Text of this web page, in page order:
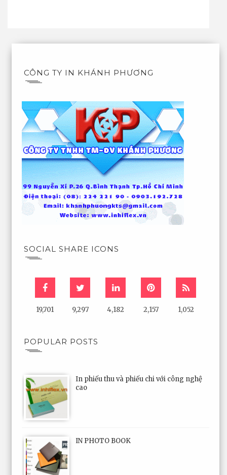
CÔNG TY IN KHÁNH PHƯƠNG
SOCIAL SHARE ICONS
19,701 9,297 4,182 2,157 1,052
POPULAR POSTS
In phiếu thu và phiếu chi với công nghệ
cao
IN PHOTO BOOK